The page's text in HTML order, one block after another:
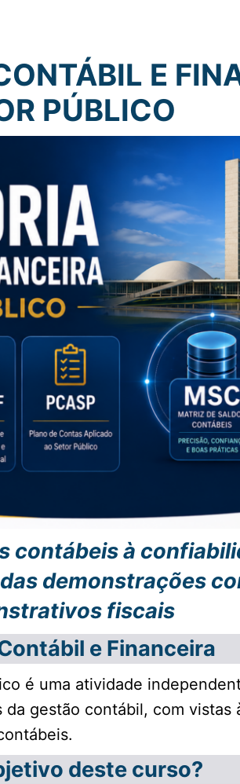
E
PÚBLICO
contábeis à
demonstrações
fiscais
e Financeira
é uma atividade
gestão contábil, com vistas
deste curso?